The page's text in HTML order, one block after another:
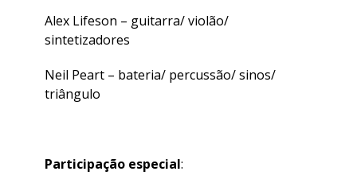
Alex Lifeson – guitarra/ violão/
sintetizadores
Neil Peart – bateria/ percussão/ sinos/
triângulo
Participação especial: